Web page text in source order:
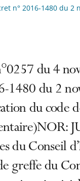
n° 2016-1480 du 2
du 4
1480 du 2
du code
du Conseil
greffe du